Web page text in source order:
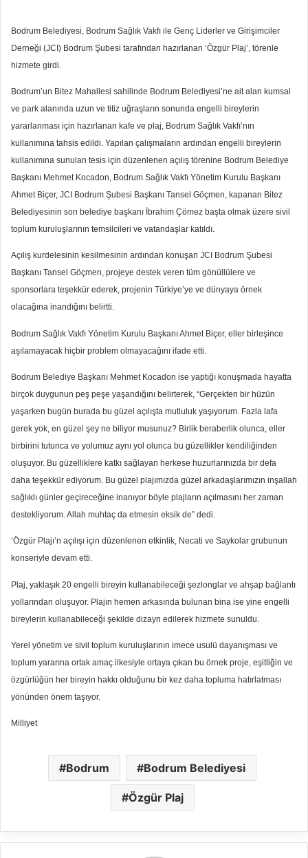
Bodrum Belediyesi, Bodrum Sağlık Vakfı ile Genç Liderler ve Girişimciler
Derneği (JCI) Bodrum Şubesi tarafından hazırlanan ‘Özgür Plaj’, törenle
hizmete girdi.
Bodrum’un Bitez Mahallesi sahilinde Bodrum Belediyesi’ne ait alan kumsal
ve park alanında uzun ve titiz uğraşların sonunda engelli bireylerin
yararlanması için hazırlanan kafe ve plaj, Bodrum Sağlık Vakfı’nın
kullanımına tahsis edildi. Yapılan çalışmaların ardından engelli bireylerin
kullanımına sunulan tesis için düzenlenen açılış törenine Bodrum Belediye
Başkanı Mehmet Kocadon, Bodrum Sağlık Vakfı Yönetim Kurulu Başkanı
Ahmet Biçer, JCI Bodrum Şubesi Başkanı Tansel Göçmen, kapanan Bitez
Belediyesinin son belediye başkanı İbrahim Çömez başta olmak üzere sivil
toplum kuruluşlarının temsilcileri ve vatandaşlar katıldı.
Açılış kurdelesinin kesilmesinin ardından konuşan JCI Bodrum Şubesi
Başkanı Tansel Göçmen, projeye destek veren tüm gönüllülere ve
sponsorlara teşekkür ederek, projenin Türkiye’ye ve dünyaya örnek
olacağına inandığını belirtti.
Bodrum Sağlık Vakfı Yönetim Kurulu Başkanı Ahmet Biçer, eller birleşince
aşılamayacak hiçbir problem olmayacağını ifade etti.
Bodrum Belediye Başkanı Mehmet Kocadon ise yaptığı konuşmada hayatta
birçok duygunun peş peşe yaşandığını belirterek, “Gerçekten bir hüzün
yaşarken bugün burada bu güzel açılışta mutluluk yaşıyorum. Fazla lafa
gerek yok, en güzel şey ne biliyor musunuz? Birlik beraberlik olunca, eller
birbirini tutunca ve yolumuz aynı yol olunca bu güzellikler kendiliğinden
oluşuyor. Bu güzelliklere katkı sağlayan herkese huzurlarınızda bir defa
daha teşekkür ediyorum. Bu güzel plajımızda güzel arkadaşlarımızın inşallah
sağlıklı günler geçireceğine inanıyor böyle plajların açılmasını her zaman
destekliyorum. Allah muhtaç da etmesin eksik de” dedi.
‘Özgür Plajı’n açılışı için düzenlenen etkinlik, Necati ve Saykolar grubunun
konseriyle devam etti.
Plaj, yaklaşık 20 engelli bireyin kullanabileceği şezlonglar ve ahşap bağlantı
yollarından oluşuyor. Plajın hemen arkasında bulunan bina ise yine engelli
bireylerin kullanabileceği şekilde dizayn edilerek hizmete sunuldu.
Yerel yönetim ve sivil toplum kuruluşlarının imece usulü dayanışması ve
toplum yararına ortak amaç ilkesiyle ortaya çıkan bu örnek proje, eşitliğin ve
özgürlüğün her bireyin hakkı olduğunu bir kez daha topluma hatırlatması
yönünden önem taşıyor.
Milliyet
Bodrum Bodrum Belediyesi
Özgür Plaj